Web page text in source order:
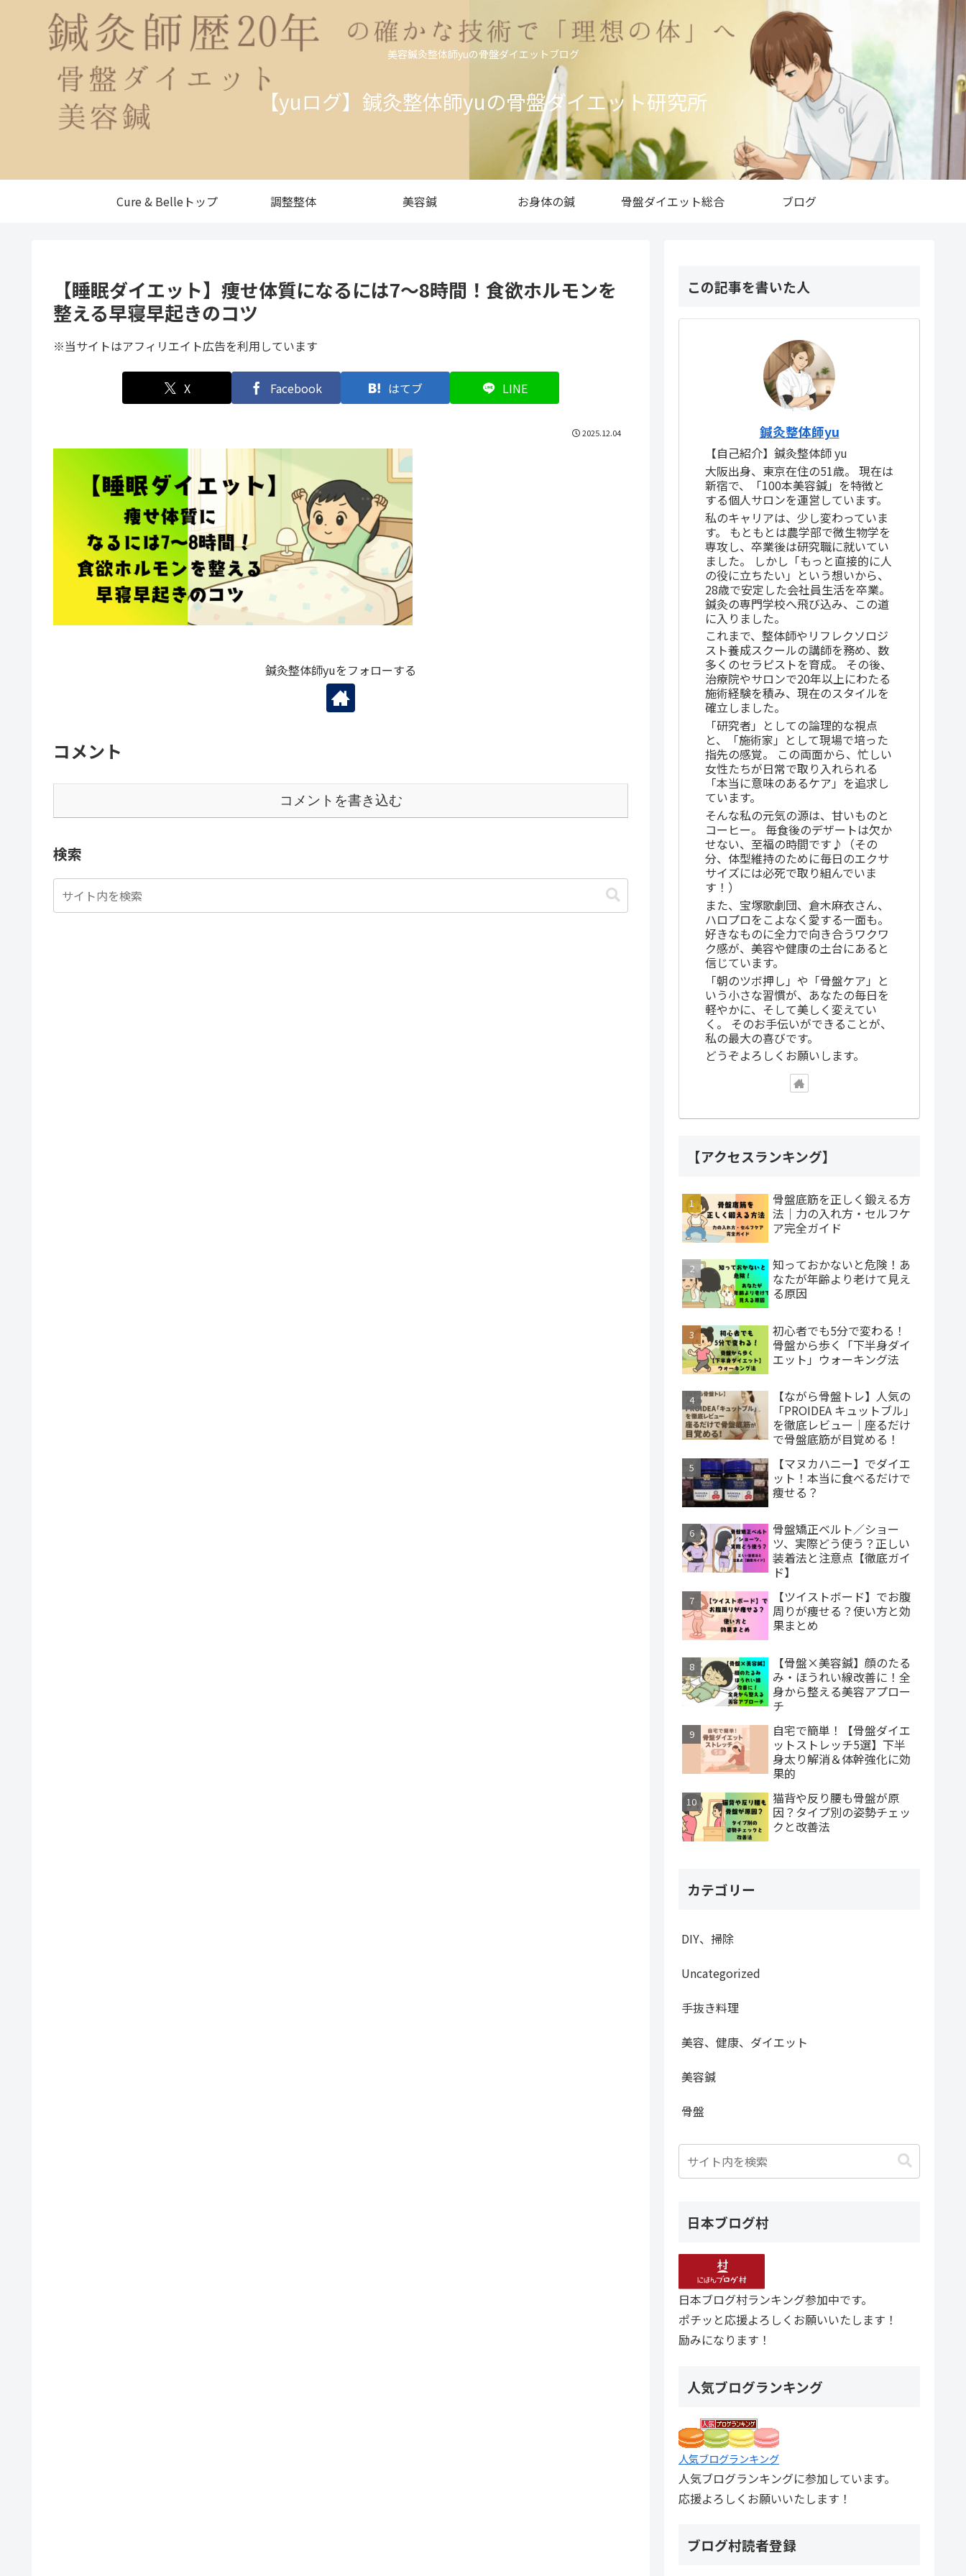
美容鍼灸整体師yuの骨盤ダイエットブログ
【yuログ】鍼灸整体師yuの骨盤ダイエット研究所
Cure & Belleトップ 調整整体 美容鍼 お身体の鍼 骨盤ダイエット総合 ブログ
【睡眠ダイエット】痩せ体質になるには7〜8時間！食欲ホルモンを
整える早寝早起きのコツ
※当サイトはアフィリエイト広告を利用しています
X Facebook はてブ LINE
2025.12.04
鍼灸整体師yuをフォローする
コメント
コメントを書き込む
検索
この記事を書いた人
鍼灸整体師yu
【自己紹介】鍼灸整体師 yu
大阪出身、東京在住の51歳。 現在は
新宿で、「100本美容鍼」を特徴と
する個人サロンを運営しています。
私のキャリアは、少し変わっていま
す。 もともとは農学部で微生物学を
専攻し、卒業後は研究職に就いてい
ました。 しかし「もっと直接的に人
の役に立ちたい」という想いから、
28歳で安定した会社員生活を卒業。
鍼灸の専門学校へ飛び込み、この道
に入りました。
これまで、整体師やリフレクソロジ
スト養成スクールの講師を務め、数
多くのセラピストを育成。 その後、
治療院やサロンで20年以上にわたる
施術経験を積み、現在のスタイルを
確立しました。
「研究者」としての論理的な視点
と、「施術家」として現場で培った
指先の感覚。 この両面から、忙しい
女性たちが日常で取り入れられる
「本当に意味のあるケア」を追求し
ています。
そんな私の元気の源は、甘いものと
コーヒー。 毎食後のデザートは欠か
せない、至福の時間です♪（その
分、体型維持のために毎日のエクサ
サイズには必死で取り組んでいま
す！）
また、宝塚歌劇団、倉木麻衣さん、
ハロプロをこよなく愛する一面も。
好きなものに全力で向き合うワクワ
ク感が、美容や健康の土台にあると
信じています。
「朝のツボ押し」や「骨盤ケア」と
いう小さな習慣が、あなたの毎日を
軽やかに、そして美しく変えてい
く。 そのお手伝いができることが、
私の最大の喜びです。
どうぞよろしくお願いします。
【アクセスランキング】
骨盤底筋を正しく鍛える方
法｜力の入れ方・セルフケ
ア完全ガイド
知っておかないと危険！あ
なたが年齢より老けて見え
る原因
初心者でも5分で変わる！
骨盤から歩く「下半身ダイ
エット」ウォーキング法
【ながら骨盤トレ】人気の
「PROIDEA キュットブル」
を徹底レビュー｜座るだけ
で骨盤底筋が目覚める！
【マヌカハニー】でダイエ
ット！本当に食べるだけで
痩せる？
骨盤矯正ベルト／ショー
ツ、実際どう使う？正しい
装着法と注意点【徹底ガイ
ド】
【ツイストボード】でお腹
周りが痩せる？使い方と効
果まとめ
【骨盤×美容鍼】顔のたる
み・ほうれい線改善に！全
身から整える美容アプロー
チ
自宅で簡単！【骨盤ダイエ
ットストレッチ5選】下半
身太り解消＆体幹強化に効
果的
猫背や反り腰も骨盤が原
因？タイプ別の姿勢チェッ
クと改善法
カテゴリー
DIY、掃除
Uncategorized
手抜き料理
美容、健康、ダイエット
美容鍼
骨盤
日本ブログ村
日本ブログ村ランキング参加中です。
ポチッと応援よろしくお願いいたします！
励みになります！
人気ブログランキング
人気ブログランキング
人気ブログランキングに参加しています。
応援よろしくお願いいたします！
ブログ村読者登録